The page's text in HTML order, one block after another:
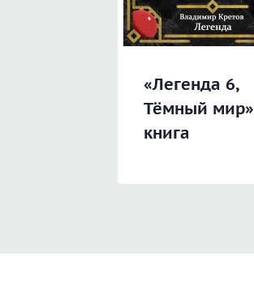
«Легенда 6,
Тёмный мир»
книга